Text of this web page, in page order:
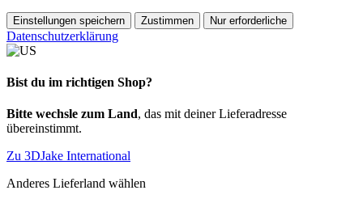
Einstellungen speichern Zustimmen Nur erforderliche
Datenschutzerklärung
Bist du im richtigen Shop?
Bitte wechsle zum Land, das mit deiner Lieferadresse
übereinstimmt.
Zu 3DJake International
Anderes Lieferland wählen